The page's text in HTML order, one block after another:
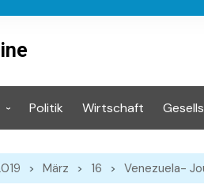
Politik Wirtschaft
März 16 Venezuela-